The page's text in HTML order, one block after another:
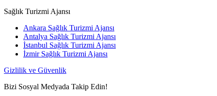
Sağlık Turizmi Ajansı
Ankara Sağlık Turizmi Ajansı
Antalya Sağlık Turizmi Ajansı
İstanbul Sağlık Turizmi Ajansı
İzmir Sağlık Turizmi Ajansı
Gizlilik ve Güvenlik
Bizi Sosyal Medyada Takip Edin!